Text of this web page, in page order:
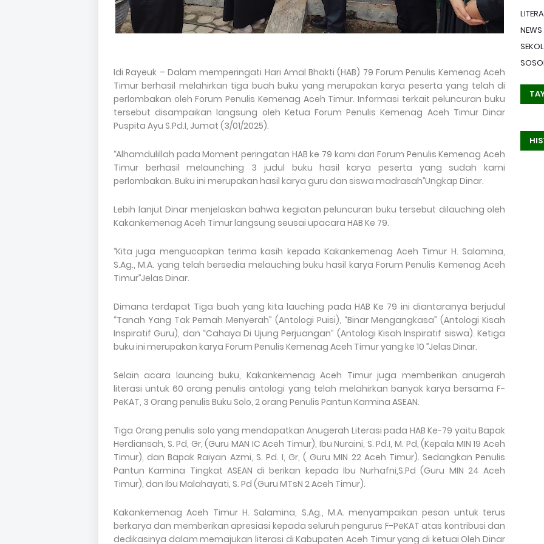
Idi Rayeuk – Dalam memperingati Hari Amal Bhakti (HAB) 79 Forum Penulis Kemenag Aceh
Timur berhasil melahirkan tiga buah buku yang merupakan karya peserta yang telah di
perlombakan oleh Forum Penulis Kemenag Aceh Timur. Informasi terkait peluncuran buku
tersebut disampaikan langsung oleh Ketua Forum Penulis Kemenag Aceh Timur Dinar
Puspita Ayu S.Pd.I, Jumat (3/01/2025).
‘‘Alhamdulillah pada Moment peringatan HAB ke 79 kami dari Forum Penulis Kemenag Aceh
Timur berhasil melaunching 3 judul buku hasil karya peserta yang sudah kami
perlombakan. Buku ini merupakan hasil karya guru dan siswa madrasah’’Ungkap Dinar.
Lebih lanjut Dinar menjelaskan bahwa kegiatan peluncuran buku tersebut dilauching oleh
Kakankemenag Aceh Timur langsung seusai upacara HAB Ke 79.
‘‘Kita juga mengucapkan terima kasih kepada Kakankemenag Aceh Timur H. Salamina,
S.Ag., M.A. yang telah bersedia melauching buku hasil karya Forum Penulis Kemenag Aceh
Timur’’Jelas Dinar.
Dimana terdapat Tiga buah yang kita lauching pada HAB Ke 79 ini diantaranya berjudul
“Tanah Yang Tak Pernah Menyerah” (Antologi Puisi), “Binar Mengangkasa” (Antologi Kisah
Inspiratif Guru), dan “Cahaya Di Ujung Perjuangan” (Antologi Kisah Inspiratif siswa). Ketiga
buku ini merupakan karya Forum Penulis Kemenag Aceh Timur yang ke 10 ’’Jelas Dinar.
Selain acara launcing buku, Kakankemenag Aceh Timur juga memberikan anugerah
literasi untuk 60 orang penulis antologi yang telah melahirkan banyak karya bersama F-
PeKAT, 3 Orang penulis Buku Solo, 2 orang Penulis Pantun Karmina ASEAN.
Tiga Orang penulis solo yang mendapatkan Anugerah Literasi pada HAB Ke-79 yaitu Bapak
Herdiansah, S. Pd, Gr, (Guru MAN IC Aceh Timur), Ibu Nuraini, S. Pd.I, M. Pd, (Kepala MIN 19 Aceh
Timur), dan Bapak Raiyan Azmi, S. Pd. I, Gr, ( Guru MIN 22 Aceh Timur). Sedangkan Penulis
Pantun Karmina Tingkat ASEAN di berikan kepada Ibu Nurhafni,S.Pd (Guru MIN 24 Aceh
Timur), dan Ibu Malahayati, S. Pd (Guru MTsN 2 Aceh Timur).
Kakankemenag Aceh Timur H. Salamina, S.Ag., M.A. menyampaikan pesan untuk terus
berkarya dan memberikan apresiasi kepada seluruh pengurus F-PeKAT atas kontribusi dan
dedikasinya dalam memajukan literasi di Kabupaten Aceh Timur yang di ketuai Oleh Dinar
NEWS